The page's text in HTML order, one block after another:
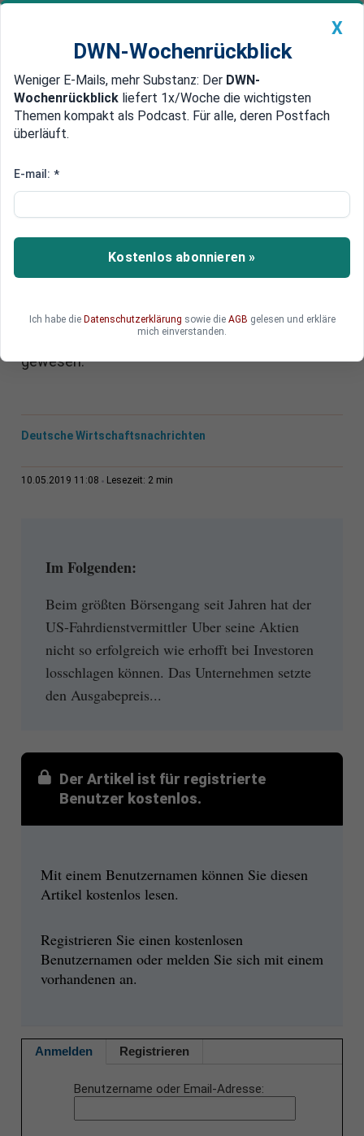
Newsticker MEIN DWN: Geldanlage Premium
Edelmetalle DWN-Magazin China
Weniger als erwartet
Uber erlöst bei Börsengang
mehr als 80 Milliarden
Der Börsengang des Jahres ist perfekt: Uber hat
enormen 82 Milliarden Dollar bewertet. Doch die
gewesen.
Deutsche Wirtschaftsnachrichten
10.05.2019 11:08 Lesezeit: 2 min
Im Folgenden:
Beim größten Börsengang seit Jahren hat der
US-Fahrdienstvermittler Uber seine Aktien
nicht so erfolgreich wie erhofft bei Investoren
losschlagen können. Das Unternehmen setzte
den Ausgabepreis...
Der Artikel ist für registrierte
Benutzer kostenlos.
Mit einem Benutzernamen können Sie diesen
Artikel kostenlos lesen.
Registrieren Sie einen kostenlosen
Benutzernamen oder melden Sie sich mit einem
vorhandenen an.
Anmelden Registrieren
Benutzername oder Email-Adresse
X
DWN-Wochenrückblick
Weniger E-Mails, mehr Substanz: Der DWN-
Wochenrückblick liefert 1x/Woche die wichtigsten
Themen kompakt als Podcast. Für alle, deren Postfach
überläuft.
E-mail: *
Kostenlos abonnieren »
Ich habe die Datenschutzerklärung sowie die AGB gelesen und erkläre
mich einverstanden.